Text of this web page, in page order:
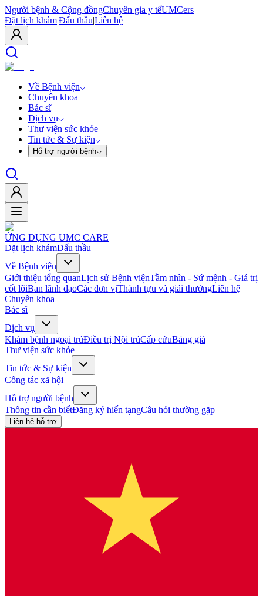
Người bệnh & Cộng đồngChuyên gia y tếUMCers
Đặt lịch khám|Đấu thầu|Liên hệ
Về Bệnh viện
Chuyên khoa
Bác sĩ
Dịch vụ
Thư viện sức khỏe
Tin tức & Sự kiện
Hỗ trợ người bệnh
ỨNG DỤNG UMC CARE
Đặt lịch khámĐấu thầu
Về Bệnh viện
Giới thiệu tổng quanLịch sử Bệnh việnTầm nhìn - Sứ mệnh - Giá trị
cốt lõiBan lãnh đạoCác đơn vịThành tựu và giải thưởngLiên hệ
Chuyên khoa
Bác sĩ
Dịch vụ
Khám bệnh ngoại trúĐiều trị Nội trúCấp cứuBảng giá
Thư viện sức khỏe
Tin tức & Sự kiện
Công tác xã hội
Hỗ trợ người bệnh
Thông tin cần biếtĐăng ký hiến tạngCâu hỏi thường gặp
Liên hệ hỗ trợ